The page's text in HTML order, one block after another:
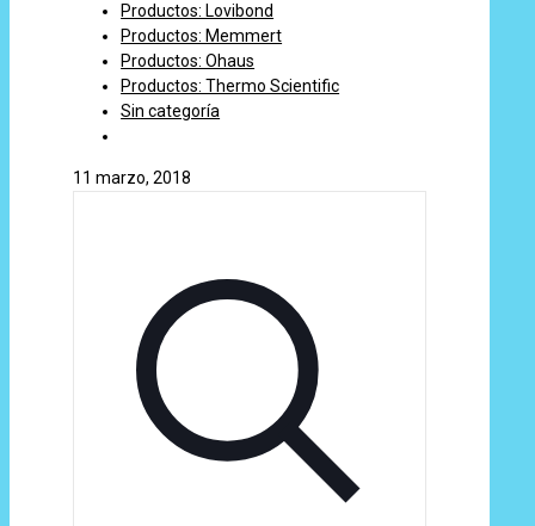
Productos: Lovibond
Productos: Memmert
Productos: Ohaus
Productos: Thermo Scientific
Sin categoría
11 marzo, 2018